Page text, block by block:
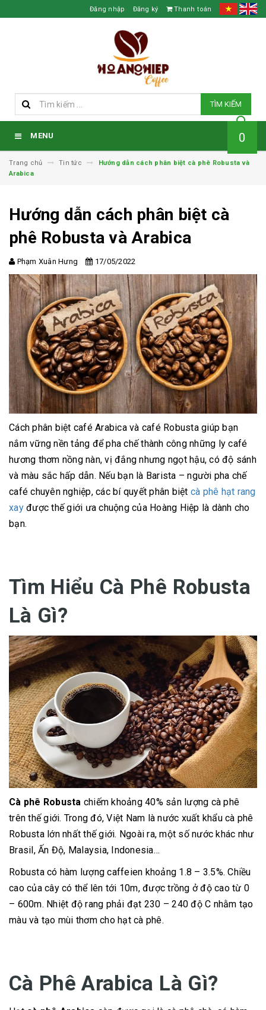
Đăng nhập Đăng ký Thanh toán
TÌM KIẾM
MENU 0
Trang chủ Tin tức
Hướng dẫn cách phân biệt cà phê Robusta và
Arabica
Hướng dẫn cách phân biệt cà
phê Robusta và Arabica
Phạm Xuân Hưng 17/05/2022
Cách phân biệt café Arabica và café Robusta giúp bạn
nắm vững nền tảng để pha chế thành công những ly café
hương thơm nồng nàn, vị đắng nhưng ngọt hậu, có độ sánh
và màu sắc hấp dẫn. Nếu bạn là Barista – người pha chế
café chuyên nghiệp, các bí quyết phân biệt cà phê hạt rang
xayđược thế giới ưa chuộng của Hoàng Hiệp là dành cho
bạn.
Tìm Hiểu Cà Phê Robusta
Là Gì?
Cà phê Robusta chiếm khoảng 40% sản lượng cà phê
trên thế giới. Trong đó, Việt Nam là nước xuất khẩu cà phê
Robusta lớn nhất thế giới. Ngoài ra, một số nước khác như
Brasil, Ấn Độ, Malaysia, Indonesia…
Robusta có hàm lượng caffeien khoảng 1.8 – 3.5%. Chiều
cao của cây có thể lên tới 10m, được trồng ở độ cao từ 0
– 600m. Nhiệt độ rang phải đạt 230 – 240 độ C nhằm tạo
màu và tạo mùi thơm cho hạt cà phê.
Cà Phê Arabica Là Gì?